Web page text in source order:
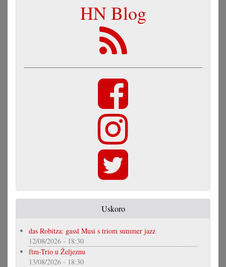
HN Blog
Uskoro
das Robitza: gassl Musi s triom summer jazz
12/08/2026 - 18:30
ftm-Trio u Željeznu
13/08/2026 - 18:30